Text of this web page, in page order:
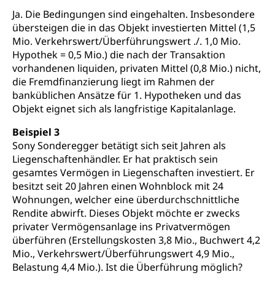
Ja. Die Bedingungen sind eingehalten. Insbesondere
übersteigen die in das Objekt investierten Mittel (1,5
Mio. Verkehrswert/Überführungswert ./. 1,0 Mio.
Hypothek = 0,5 Mio.) die nach der Transaktion
vorhandenen liquiden, privaten Mittel (0,8 Mio.) nicht,
die Fremdfinanzierung liegt im Rahmen der
banküblichen Ansätze für 1. Hypotheken und das
Objekt eignet sich als langfristige Kapitalanlage.
Beispiel 3
Sony Sonderegger betätigt sich seit Jahren als
Liegenschaftenhändler. Er hat praktisch sein
gesamtes Vermögen in Liegenschaften investiert. Er
besitzt seit 20 Jahren einen Wohnblock mit 24
Wohnungen, welcher eine überdurchschnittliche
Rendite abwirft. Dieses Objekt möchte er zwecks
privater Vermögensanlage ins Privatvermögen
überführen (Erstellungskosten 3,8 Mio., Buchwert 4,2
Mio., Verkehrswert/Überführungswert 4,9 Mio.,
Belastung 4,4 Mio.). Ist die Überführung möglich?